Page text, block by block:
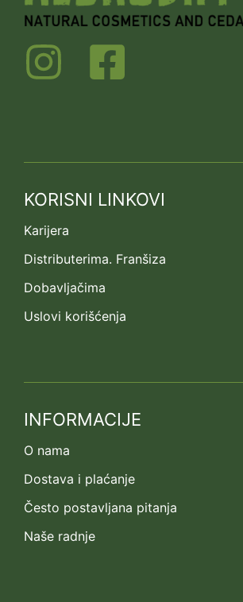
KORISNI LINKOVI
Karijera
Distributerima. Franšiza
Dobavljačima
Uslovi korišćenja
INFORMACIJE
O nama
Dostava i plaćanje
Često postavljana pitanja
Naše radnje